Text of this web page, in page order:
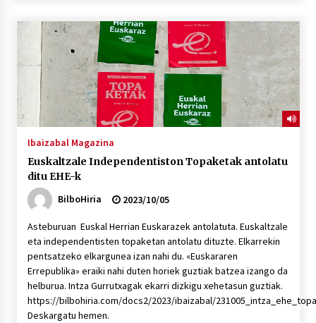
MUSIBLA #297: Bide, Boards Of Canada, Somak,
Tiga, Twisted Teens, Underscores, Habia
2026/07/02
Ibaizabal Magazina
Euskaltzale Independentiston Topaketak antolatu
ditu EHE-k
BilboHiria
2023/10/05
Asteburuan Euskal Herrian Euskarazek antolatuta. Euskaltzale
eta independentisten topaketan antolatu dituzte. Elkarrekin
pentsatzeko elkargunea izan nahi du. «Euskararen
Errepublika» eraiki nahi duten horiek guztiak batzea izango da
helburua. Intza Gurrutxagak ekarri dizkigu xehetasun guztiak.
https://bilbohiria.com/docs2/2023/ibaizabal/
Deskargatu hemen.